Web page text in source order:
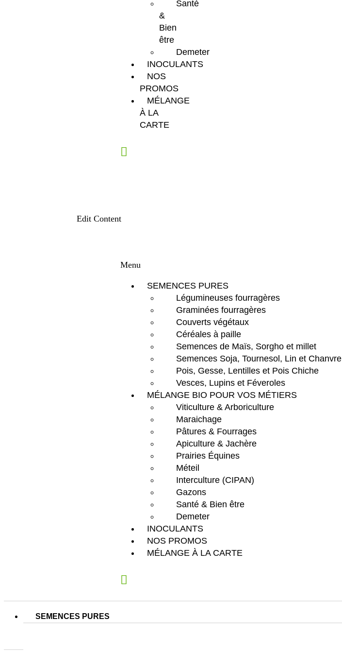
Santé
&
Bien
être
Demeter
INOCULANTS
NOS
PROMOS
MÉLANGE
À LA
CARTE
Edit Content
Menu
SEMENCES PURES
Légumineuses fourragères
Graminées fourragères
Couverts végétaux
Céréales à paille
Semences de Maïs, Sorgho et millet
Semences Soja, Tournesol, Lin et Chanvre
Pois, Gesse, Lentilles et Pois Chiche
Vesces, Lupins et Féveroles
MÉLANGE BIO POUR VOS MÉTIERS
Viticulture & Arboriculture
Maraichage
Pâtures & Fourrages
Apiculture & Jachère
Prairies Équines
Méteil
Interculture (CIPAN)
Gazons
Santé & Bien être
Demeter
INOCULANTS
NOS PROMOS
MÉLANGE À LA CARTE
SEMENCES PURES